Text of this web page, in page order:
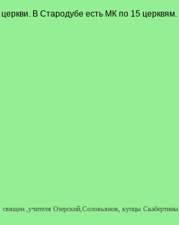
В Стародубе есть МК по 15 церквям.
Озерский,Соловьянов, купцы Скабертины.